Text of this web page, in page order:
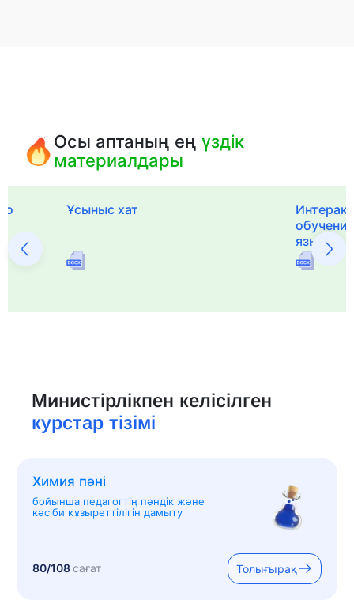
Осы аптаның еңүздік
материалдары
Ұсыныс хат
языка и
Министірлікпен келісілген
курстар тізімі
Химия пәні
бойынша педагогтің пәндік және
кәсіби құзыреттілігін дамыту
80/108сағат Толығырақ